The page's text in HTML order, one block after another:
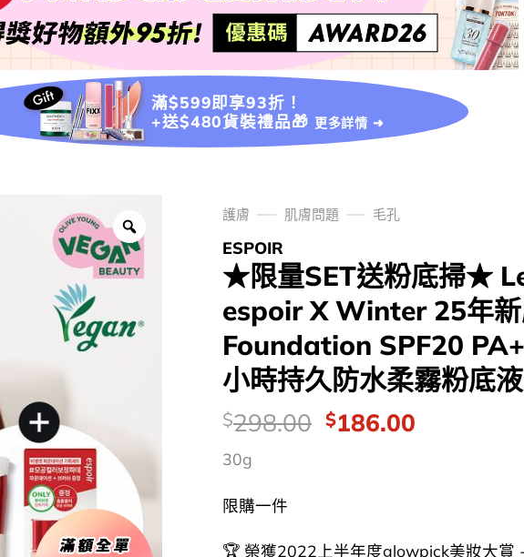
滿$599即享93折！
+送$480貨裝禮品🎁 更多詳情 ➜
護膚 肌膚問題 毛孔
ESPOIR
★限量SET送粉底掃★
espoir X Winter 25年
Foundation SPF20
小時持久防水柔霧粉底
價
$298.00 Original
$186.00Current
30g
限購一件
🏆 榮獲2022上半年度glowpick美妝大賞